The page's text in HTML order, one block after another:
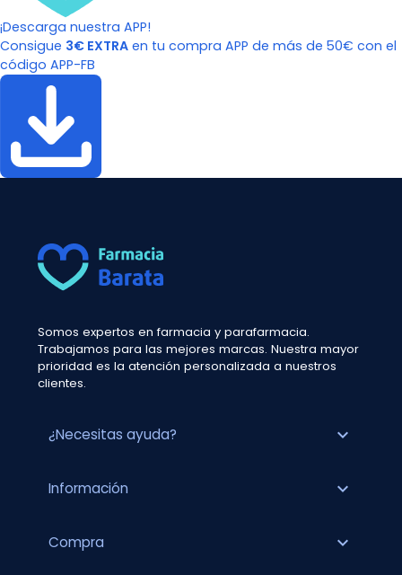
¡Descarga nuestra APP!
Consigue 3€ EXTRA en tu compra APP de más de 50€ con el
código APP-FB
Somos expertos en farmacia y parafarmacia.
Trabajamos para las mejores marcas. Nuestra mayor
prioridad es la atención personalizada a nuestros
clientes.
¿Necesitas ayuda? expand_more
Información expand_more
Compra expand_more